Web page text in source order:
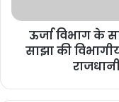
ऊर्जा विभाग के
साझा की